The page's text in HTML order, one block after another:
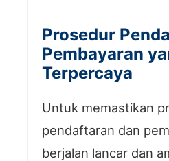
Prosedur
Pembayaran
Terpercaya
Untuk memastikan
pendaftaran dan
berjalan lancar dan